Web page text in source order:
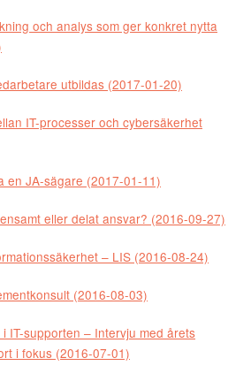
och analys som ger konkret nytta
utbildas (2017-01-20)
IT-processer och cybersäkerhet
en JA-sägare (2017-01-11)
eller delat ansvar? (2016-09-27)
– LIS (2016-08-24)
(2016-08-03)
IT-supporten – Intervju med årets
i fokus (2016-07-01)